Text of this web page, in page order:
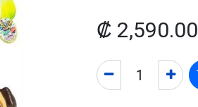
₡ 2,590.00